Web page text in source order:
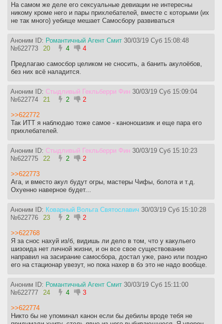
На самом же деле его сексуальные девиации не интересны
никому кроме него и пары прихлебателей, вместе с которыми (их
не так много) уебище мешает Самосбору развиваться
Аноним ID: Романтичный Агент Смит 30/03/19 Суб 15:08:48
№622773 20 4 4
Предлагаю самосбор целиком не сносить, а банить акулоёбов,
без них всё наладится.
Аноним ID: Стыдливый Гекльберри Фин 30/03/19 Суб 15:09:04
№622774 21 2 2
>>622772
Так ИТТ я наблюдаю тоже самое - каноношизик и еще пара его
прихлебателей.
Аноним ID: Стыдливый Гекльберри Фин 30/03/19 Суб 15:10:23
№622775 22 2 2
>>622773
Ага, и вместо акул будут огры, мастеры Чифы, болота и т.д.
Охуенно наверное будет...
Аноним ID: Коварный Вольга Святославич 30/03/19 Суб 15:10:28
№622776 23 2 2
>>622768
Я за снос нахуй из/б, видишь ли дело в том, что у какульего
шизоида нет личной жизни, и он все свое существование
направил на засирание самосбора, достал уже, рано или поздно
его на стационар увезут, но пока нахер в бэ это не надо вообще.
Аноним ID: Романтичный Агент Смит 30/03/19 Суб 15:11:00
№622777 24 4 3
>>622774
Никто бы не упоминал канон если бы дебилы вроде тебя не